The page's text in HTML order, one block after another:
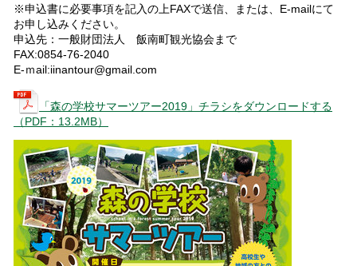
※申込書に必要事項を記入の上FAXで送信、または、E-mailにて
お申し込みください。
申込先：一般財団法人 飯南町観光協会まで
FAX:0854-76-2040
E-ｍail:iinantour@gmail.com
「森の学校サマーツアー2019」チラシをダウンロードする
（PDF：13.2MB）